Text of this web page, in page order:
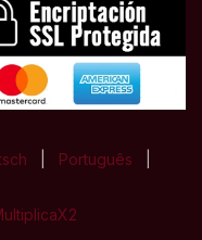
Português